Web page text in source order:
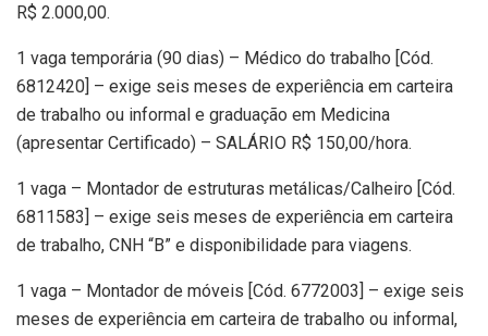
R$ 2.000,00.
1 vaga temporária (90 dias) – Médico do trabalho [Cód.
6812420] – exige seis meses de experiência em carteira
de trabalho ou informal e graduação em Medicina
(apresentar Certificado) – SALÁRIO R$ 150,00/hora.
1 vaga – Montador de estruturas metálicas/Calheiro [Cód.
6811583] – exige seis meses de experiência em carteira
de trabalho, CNH “B” e disponibilidade para viagens.
1 vaga – Montador de móveis [Cód. 6772003] – exige seis
meses de experiência em carteira de trabalho ou informal,